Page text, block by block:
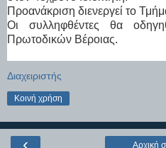
Προανάκριση διενεργεί το
Οι συλληφθέντες θα
Πρωτοδικών Βέροιας.
Διαχειριστής
Κοινή χρήση
‹ Αρχική